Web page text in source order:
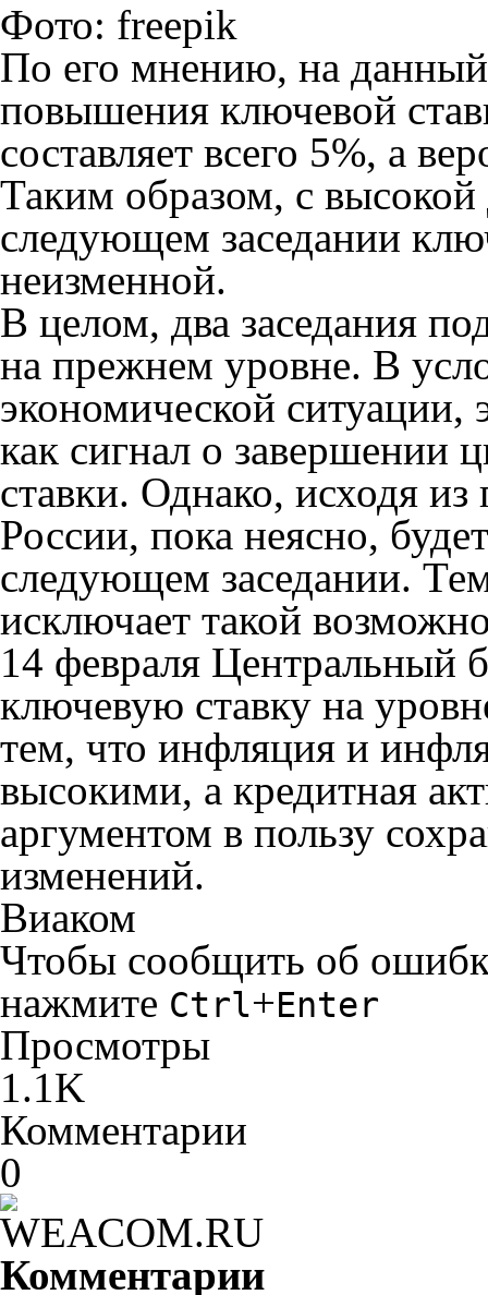
Фото: freepik
По его мнению, на
повышения ключевой
составляет всего 5%, а
Таким образом, с
следующем заседании
неизменной.
В целом, два заседания
на прежнем уровне. В
экономической ситуации,
как сигнал о завершении
ставки. Однако, исходя из
России, пока неясно,
следующем заседании.
исключает такой
14 февраля Центральный
ключевую ставку на
тем, что инфляция и
высокими, а кредитная
аргументом в пользу
изменений.
Виаком
Чтобы сообщить об
нажмите Ctrl+Enter
Просмотры
1.1K
Комментарии
0
Комментарии